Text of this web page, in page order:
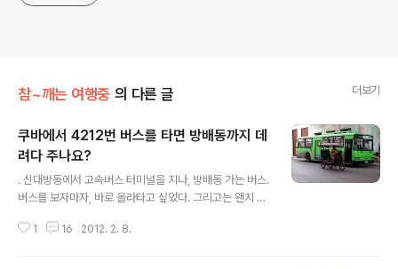
참~깨는 여행중 의 다른 글 더보기
쿠바에서 4212번 버스를 타면 방배동까지 데
려다 주나요?
. 신대방동에서 고속버스 터미널을 지나, 방배동 가는 버스.
버스를 보자마자, 바로 올라타고 싶었다. 그리고는 왠지 1
1 16 2012. 2. 8.